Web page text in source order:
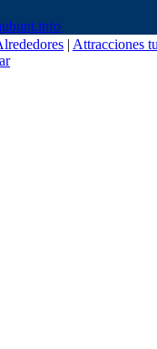
| Attracciones